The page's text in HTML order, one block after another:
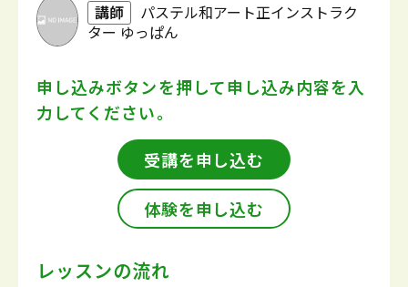
講師
パステル和アート正インストラク
ター ゆっぱん
申し込みボタンを押して申し込み内容を入
力してください。
受講を申し込む
体験を申し込む
レッスンの流れ